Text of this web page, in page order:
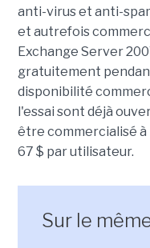
anti-virus et anti-
et autrefois
Exchange Server
gratuitement
disponibilité
l'essai sont déjà
être commercialisé
67 $ par utilisateur.
Sur le